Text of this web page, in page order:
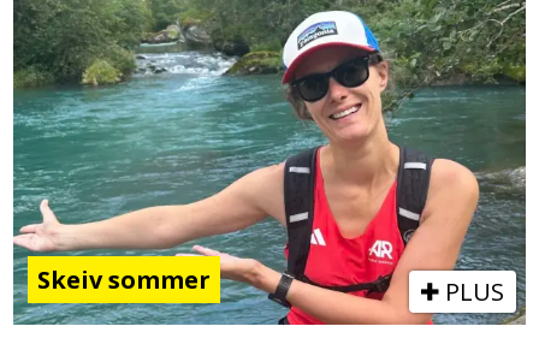
Skeiv sommer PLUS